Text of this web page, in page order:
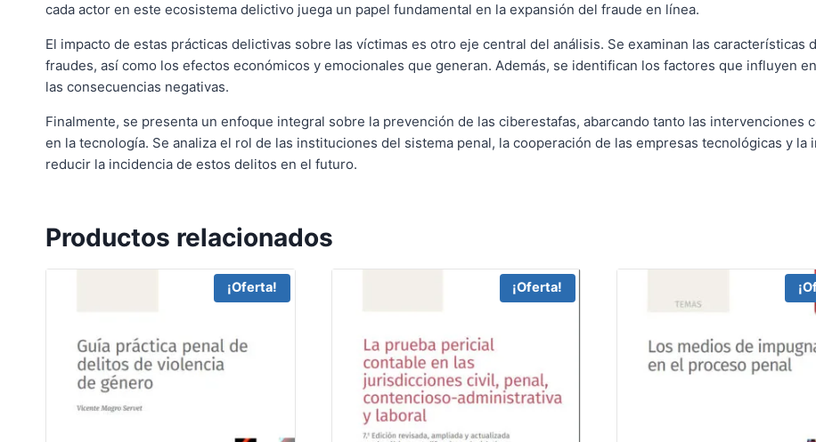
cada actor en este ecosistema delictivo juega un papel fundamental en la expansión del fraude en línea.
El impacto de estas prácticas delictivas sobre las víctimas es otro eje central del análisis. Se examinan las
fraudes, así como los efectos económicos y emocionales que generan. Además, se identifican los factores que influyen
las consecuencias negativas.
Finalmente, se presenta un enfoque integral sobre la prevención de las ciberestafas, abarcando tanto las intervenciones
en la tecnología. Se analiza el rol de las instituciones del sistema penal, la cooperación de las empresas tecnológicas y
reducir la incidencia de estos delitos en el futuro.
Productos relacionados
¡Oferta! ¡Oferta!